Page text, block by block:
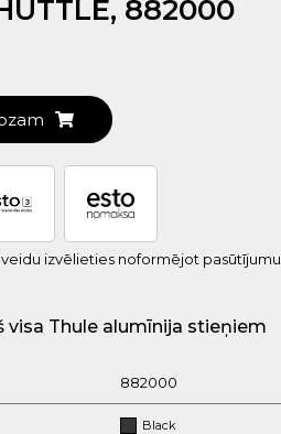
882000
izvēlieties noformējot pasūtījumu
visa Thule alumīnija stieņiem
882000
Black